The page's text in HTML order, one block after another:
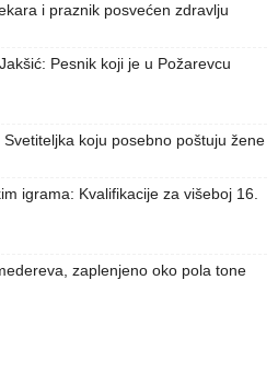
i praznik posvećen zdravlju
Pesnik koji je u Požarevcu
koju posebno poštuju žene
igrama: Kvalifikacije za višeboj 16.
zaplenjeno oko pola tone